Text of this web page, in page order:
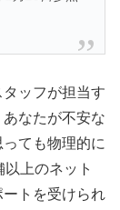
ッフが担当す
なたが不安な
ても物理的に
上のネット
トを受けられ